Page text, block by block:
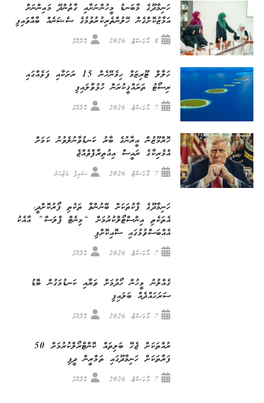
ހަނިމާދޫގެ މާބަނޑު މީހުންނަށާއި ގާތުންދޭ މައިންނަށް
އަމާޒުކޮށްގެން ހޭލުންތެރިކުރުވުމުގެ ސެޝަނެއް ބާއްވައިފި
8 އޯގަސްޓް، 2026 ގޮށްކޮޅު
ހަލާލް ޓޫރިޒަމް ހިމެނޭހެން 15 ރަށަކާއި ފަޅެއްގައި
ރިސޯޓު ތަރައްޤީކުރަން ހުޅުވާލައިފި
7 އޯގަސްޓް، 2026 ގޮށްކޮޅު
ހޮރްމޫޒުން އީރާނުގެ ބާރު ކަނޑުވާނުލެވުނު ކަމަށް
އެމެރިކާގެ ރައީސް އިއުތިރާފްވެއްޖެ
7 އޯގަސްޓް، 2026 ސައިފު އަޒުހަރު
ހަނިމާދޫގެ ޕާކުތަކަށް ބޭނުންވާ ތަކެތި ފޯރުކޮށްދީ،
އެތަކެތި އިންސްޓޯލްކުރުމަށް “މިނެޓް ޕްލަސް” އާއެކު
އެއްބަސްވުމުގައި ސޮއިކޮށްފި
7 އޯގަސްޓް، 2026 ގޮށްކޮޅު
ގެއްލުނު މީހުން ހޯދުމަށް ވަޔާއި ކަނޑުމަގުން ބޮޑު
ސަރަޙައްދެއް ބަލައިފި
7 އޯގަސްޓް، 2026 ގޮށްކޮޅު
ރުއްތަކަށް ޖެހޭ ބަލިތައް ކޮންޓްރޯލްކުރުމަށް 50
ފަރާތަކަށް ހަނިމާދޫގައި ތަމްރީން ދީފި
7 އޯގަސްޓް، 2026 ގޮށްކޮޅު